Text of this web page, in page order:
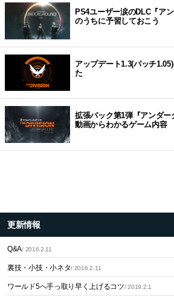
PS4ユーザー涙のDLC『ア
のうちに予習しておこう
アップデート1.3(パッチ
た
拡張パック第1弾『アンダ
動画からわかるゲーム内容
更新情報
Q&A/ 2016.2.11
裏技・小技・小ネタ/ 2016.2.11
ワールド5へ手っ取り早く上げるコツ/ 2019.2.1